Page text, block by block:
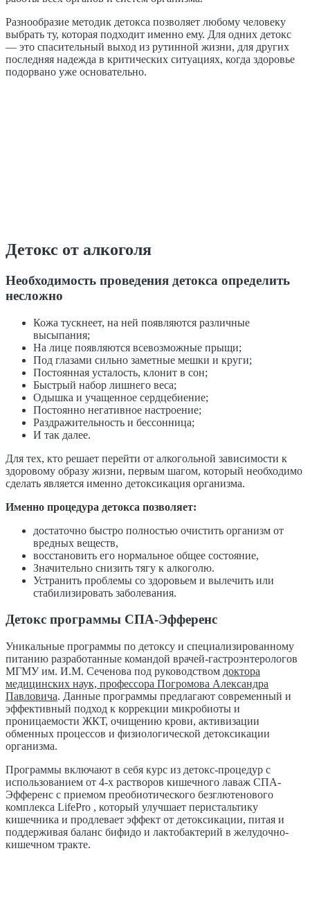
Разнообразие методик детокса позволяет любому человеку
выбрать ту, которая подходит именно ему. Для одних детокс
— это спасительный выход из рутинной жизни, для других
последняя надежда в критических ситуациях, когда здоровье
подорвано уже основательно.
Детокс от алкоголя
Необходимость проведения детокса определить
несложно
Кожа тускнеет, на ней появляются различные
высыпания;
На лице появляются всевозможные прыщи;
Под глазами сильно заметные мешки и круги;
Постоянная усталость, клонит в сон;
Быстрый набор лишнего веса;
Одышка и учащенное сердцебиение;
Постоянно негативное настроение;
Раздражительность и бессонница;
И так далее.
Для тех, кто решает перейти от алкогольной зависимости к
здоровому образу жизни, первым шагом, который необходимо
сделать является именно детоксикация организма.
Именно процедура детокса позволяет:
достаточно быстро полностью очистить организм от
вредных веществ,
восстановить его нормальное общее состояние,
Значительно снизить тягу к алкоголю.
Устранить проблемы со здоровьем и вылечить или
стабилизировать заболевания.
Детокс программы СПА-Эфференс
Уникальные программы по детоксу и специализированному
питанию разработанные командой врачей-гастроэнтерологов
МГМУ им. И.М. Сеченова под руководством доктора
медицинских наук, профессора Погромова Александра
Павловича. Данные программы предлагают современный и
эффективный подход к коррекции микробиоты и
проницаемости ЖКТ, очищению крови, активизации
обменных процессов и физиологической детоксикации
организма.
Программы включают в себя курс из детокс-процедур с
использованием от 4-х растворов кишечного лаваж СПА-
Эфференс с приемом преобиотического безглютенового
комплекса LifePro , который улучшает перистальтику
кишечника и продлевает эффект от детоксикации, питая и
поддерживая баланс бифидо и лактобактерий в желудочно-
кишечном тракте.